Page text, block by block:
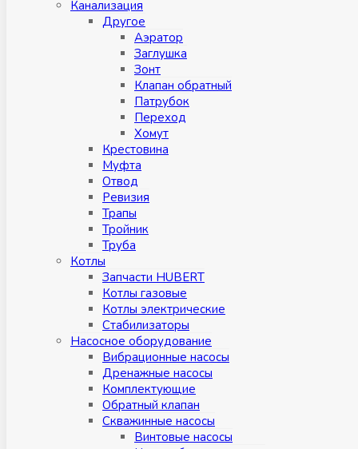
Канализация
Другое
Аэратор
Заглушкa
Зонт
Клапан обратный
Патрубок
Переход
Хомут
Крестовина
Муфтa
Отвод
Ревизия
Трапы
Тройник
Труба
Котлы
Запчасти HUBERT
Котлы газовые
Котлы электрические
Стабилизаторы
Насосное оборудование
Вибрационные насосы
Дренажные насосы
Комплектующие
Обратный клапан
Скважинные насосы
Винтовые насосы